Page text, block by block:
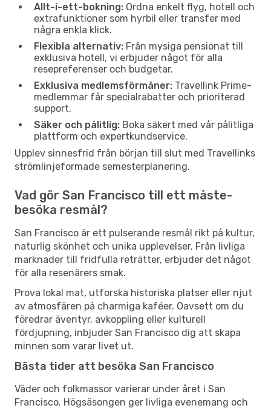
Allt-i-ett-bokning: Ordna enkelt flyg, hotell och
extrafunktioner som hyrbil eller transfer med
några enkla klick.
Flexibla alternativ: Från mysiga pensionat till
exklusiva hotell, vi erbjuder något för alla
resepreferenser och budgetar.
Exklusiva medlemsförmåner: Travellink Prime-
medlemmar får specialrabatter och prioriterad
support.
Säker och pålitlig: Boka säkert med vår pålitliga
plattform och expertkundservice.
Upplev sinnesfrid från början till slut med Travellinks
strömlinjeformade semesterplanering.
Vad gör San Francisco till ett måste-
besöka resmål?
San Francisco är ett pulserande resmål rikt på kultur,
naturlig skönhet och unika upplevelser. Från livliga
marknader till fridfulla reträtter, erbjuder det något
för alla resenärers smak.
Prova lokal mat, utforska historiska platser eller njut
av atmosfären på charmiga kaféer. Oavsett om du
föredrar äventyr, avkoppling eller kulturell
fördjupning, inbjuder San Francisco dig att skapa
minnen som varar livet ut.
Bästa tider att besöka San Francisco
Väder och folkmassor varierar under året i San
Francisco. Högsäsongen ger livliga evenemang och